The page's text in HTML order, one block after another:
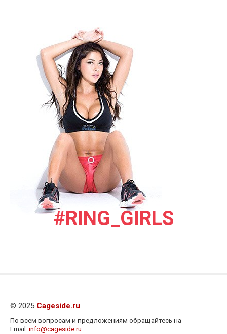
#RING_GIRLS
© 2025 Cageside.ru
По всем вопросам и предложениям обращайтесь на
Email: info@cageside.ru